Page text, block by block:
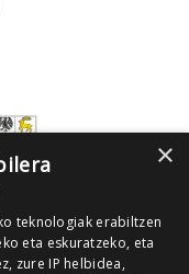
×
teknologiak erabiltzen
eta eskuratzeko, eta
zure IP helbidea,